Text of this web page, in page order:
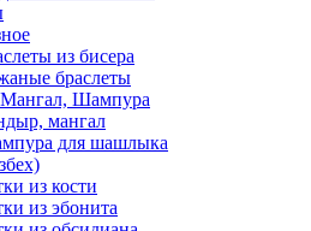
из бисера
браслеты
Шампура
мангал
для шашлыка
из кости
из эбонита